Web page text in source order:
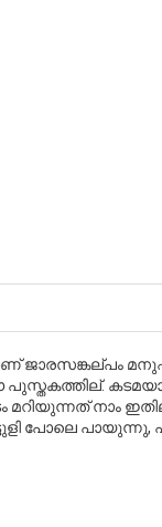
ജാരസങ്കല്പം
പുസ്തകത്തില്‍.
മറിയുന്നത്നാം
പോലെ പായുന്നു,